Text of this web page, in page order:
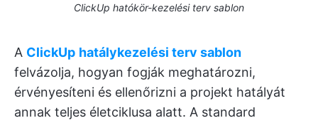
ClickUp hatókör-kezelési terv sablon
A ClickUp hatálykezelési terv sablon
felvázolja, hogyan fogják meghatározni,
érvényesíteni és ellenőrizni a projekt hatályát
annak teljes életciklusa alatt. A standard